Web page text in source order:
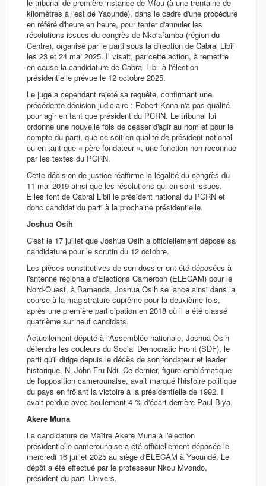
le tribunal de première instance de Mfou (à une trentaine de
kilomètres à l'est de Yaoundé), dans le cadre d'une procédure
en référé d'heure en heure, pour tenter d'annuler les
résolutions issues du congrès de Nkolafamba (région du
Centre), organisé par le parti sous la direction de Cabral Libii
les 23 et 24 mai 2025. Il visait, par cette action, à remettre
en cause la candidature de Cabral Libii à l'élection
présidentielle prévue le 12 octobre 2025.
Le juge a cependant rejeté sa requête, confirmant une
précédente décision judiciaire : Robert Kona n'a pas qualité
pour agir en tant que président du PCRN. Le tribunal lui
ordonne une nouvelle fois de cesser d'agir au nom et pour le
compte du parti, que ce soit en qualité de président national
ou en tant que « père-fondateur », une fonction non reconnue
par les textes du PCRN.
Cette décision de justice réaffirme la légalité du congrès du
11 mai 2019 ainsi que les résolutions qui en sont issues.
Elles font de Cabral Libii le président national du PCRN et
donc candidat du parti à la prochaine présidentielle.
Joshua Osih
C'est le 17 juillet que Joshua Osih a officiellement déposé sa
candidature pour le scrutin du 12 octobre.
Les pièces constitutives de son dossier ont été déposées à
l'antenne régionale d'Elections Cameroon (ELECAM) pour le
Nord-Ouest, à Bamenda. Joshua Osih se lance ainsi dans la
course à la magistrature suprême pour la deuxième fois,
après une première participation en 2018 où il a été classé
quatrième sur neuf candidats.
Actuellement député à l'Assemblée nationale, Joshua Osih
défendra les couleurs du Social Democratic Front (SDF), le
parti qu'il dirige depuis le décès de son fondateur et leader
historique, Ni John Fru Ndi. Ce dernier, figure emblématique
de l'opposition camerounaise, avait marqué l'histoire politique
du pays en frôlant la victoire à la présidentielle de 1992. Il
avait perdue avec seulement 4 % d'écart derrière Paul Biya.
Akere Muna
La candidature de Maître Akere Muna à l'élection
présidentielle camerounaise a été officiellement déposée le
mercredi 16 juillet 2025 au siège d'ELECAM à Yaoundé. Le
dépôt a été effectué par le professeur Nkou Mvondo,
président du parti Univers.